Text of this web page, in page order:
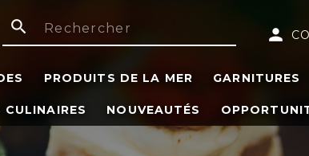
search person
PRODUITS DE LA MER GARNITURES
CULINAIRES NOUVEAUTÉS